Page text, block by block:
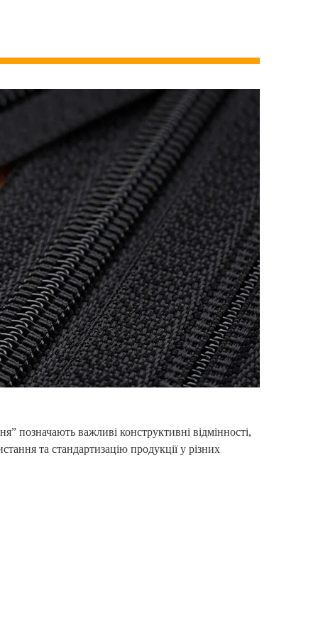
позначають важливі конструктивні відмінності,
та стандартизацію продукції у різних